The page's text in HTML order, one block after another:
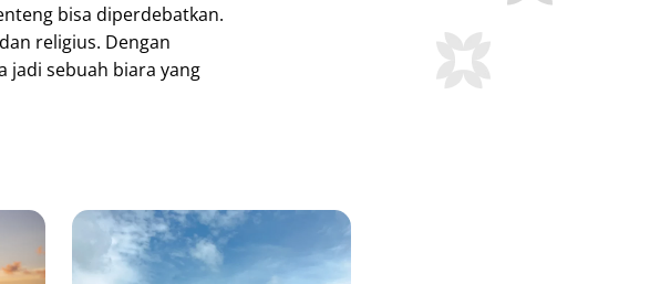
bisa diperdebatkan.
religius. Dengan
jadi sebuah biara yang